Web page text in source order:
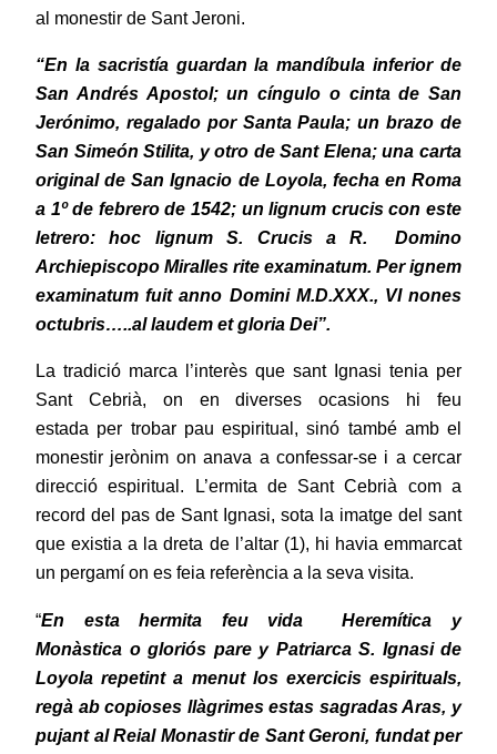
al monestir de Sant Jeroni.
“En la sacristía guardan la mandíbula inferior de
San Andrés Apostol; un cíngulo o cinta de San
Jerónimo, regalado por Santa Paula; un brazo de
San Simeón Stilita, y otro de Sant Elena; una carta
original de San Ignacio de Loyola, fecha en Roma
a 1º de febrero de 1542; un lignum crucis con este
letrero: hoc lignum S. Crucis a R.
Domino
Archiepiscopo Miralles rite examinatum. Per ignem
examinatum fuit anno Domini M.D.XXX., VI nones
octubris…..al laudem et gloria Dei”.
La tradició marca l’interès que sant Ignasi tenia per
Sant Cebrià, on en diverses ocasions hi feu
estada per trobar pau espiritual, sinó també amb el
monestir jerònim on anava a confessar-se i a cercar
direcció espiritual. L’ermita de Sant Cebrià com a
record del pas de Sant Ignasi, sota la imatge del sant
que existia a la dreta de l’altar (1), hi havia emmarcat
un pergamí on es feia referència a la seva visita.
“En esta hermita feu vida Heremítica
y
Monàstica o gloriós pare y Patriarca S. Ignasi de
Loyola repetint a menut los exercicis espirituals,
regà ab copioses llàgrimes estas sagradas Aras, y
pujant al Reial Monastir de Sant Geroni, fundat per